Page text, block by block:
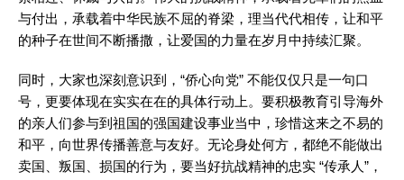
与付出，承载着中华民族不屈的脊梁，理当代代相传，让和平
的种子在世间不断播撒，让爱国的力量在岁月中持续汇聚。
同时，大家也深刻意识到，“侨心向党” 不能仅仅只是一句口
号，更要体现在实实在在的具体行动上。要积极教育引导海外
的亲人们参与到祖国的强国建设事业当中，珍惜这来之不易的
和平，向世界传播善意与友好。无论身处何方，都绝不能做出
卖国、叛国、损国的行为，要当好抗战精神的忠实 “传承人”，